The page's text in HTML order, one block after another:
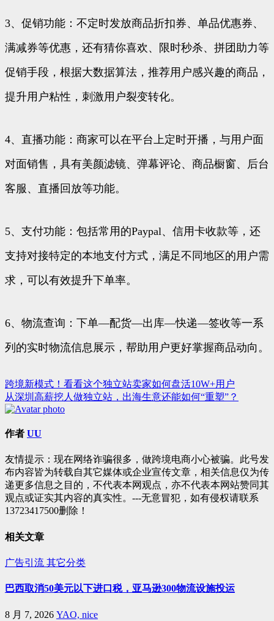
3、促销功能：不定时发放商品折扣券、单品优惠券、
满减券等优惠，还有猜你喜欢、限时秒杀、拼团助力等
促销手段，根据大数据算法，推荐用户感兴趣的商品，
提升用户粘性，刺激用户裂变转化。
4、直播功能：商家可以在平台上定时开播，与用户面
对面销售，具有美颜滤镜、弹幕评论、商品橱窗、后台
客服、直播回放等功能。
5、支付功能：包括常用的Paypal、信用卡收款等，还
支持对接特定的本地支付方式，满足不同地区的用户需
求，可以有效提升下单率。
6、物流查询：下单—配货—出库—快递—签收等一系
列的实时物流信息展示，帮助用户更好掌握商品动向。
文
章
导
跨境新模式！看看这个独立站卖家如何盘活10W+用户
从深圳高薪挖人做独立站，出海生意还能如何“重塑”？
作者 UU
友情提示：现在网络诈骗很多，做跨境电商小心被骗。此号发
布内容皆为转载自其它媒体或企业宣传文章，相关信息仅为传
递更多信息之目的，不代表本网观点，亦不代表本网站赞同其
观点或证实其内容的真实性。---无意冒犯，如有侵权请联系
13723417500删除！
相关文章
广告引流 其它分类
巴西取消50美元以下进口税，亚马逊300物流设施投运
8 月 7, 2026 YAO, nice